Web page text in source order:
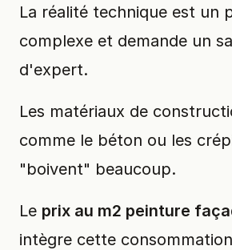
La réalité technique est un
complexe et demande un
d'expert.
Les matériaux de
comme le béton ou les
"boivent" beaucoup.
Le prix au m2 peinture
intègre cette